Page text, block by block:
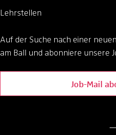
Lehrstellen
Auf der Suche nach einer
am Ball und abonniere unsere
Job-Mail